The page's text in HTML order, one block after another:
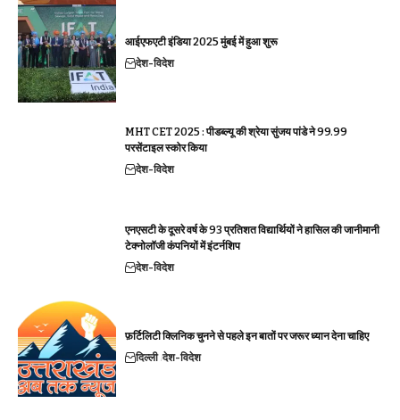
आईएफएटी इंडिया 2025 मुंबई में हुआ शुरू
देश-विदेश
MHT CET 2025 : पीडब्ल्यू की श्रेया सुंजय पांडे ने 99.99
परसेंटाइल स्कोर किया
देश-विदेश
एनएसटी के दूसरे वर्ष के 93 प्रतिशत विद्यार्थियों ने हासिल की जानीमानी
टेक्नोलॉजी कंपनियों में इंटर्नशिप
देश-विदेश
फ़र्टिलिटी क्लिनिक चुनने से पहले इन बातों पर जरूर ध्यान देना चाहिए
दिल्ली देश-विदेश